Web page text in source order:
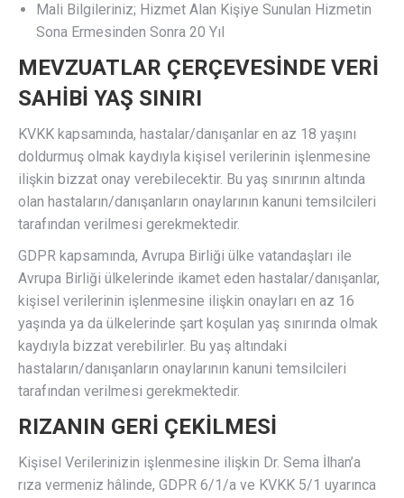
Mali Bilgileriniz; Hizmet Alan Kişiye Sunulan Hizmetin
Sona Ermesinden Sonra 20 Yıl
MEVZUATLAR ÇERÇEVESİNDE VERİ
SAHİBİ YAŞ SINIRI
KVKK kapsamında, hastalar/danışanlar en az 18 yaşını
doldurmuş olmak kaydıyla kişisel verilerinin işlenmesine
ilişkin bizzat onay verebilecektir. Bu yaş sınırının altında
olan hastaların/danışanların onaylarının kanuni temsilcileri
tarafından verilmesi gerekmektedir.
GDPR kapsamında, Avrupa Birliği ülke vatandaşları ile
Avrupa Birliği ülkelerinde ikamet eden hastalar/danışanlar,
kişisel verilerinin işlenmesine ilişkin onayları en az 16
yaşında ya da ülkelerinde şart koşulan yaş sınırında olmak
kaydıyla bizzat verebilirler. Bu yaş altındaki
hastaların/danışanların onaylarının kanuni temsilcileri
tarafından verilmesi gerekmektedir.
RIZANIN GERİ ÇEKİLMESİ
Kişisel Verilerinizin işlenmesine ilişkin Dr. Sema İlhan’a
rıza vermeniz hâlinde, GDPR 6/1/a ve KVKK 5/1 uyarınca